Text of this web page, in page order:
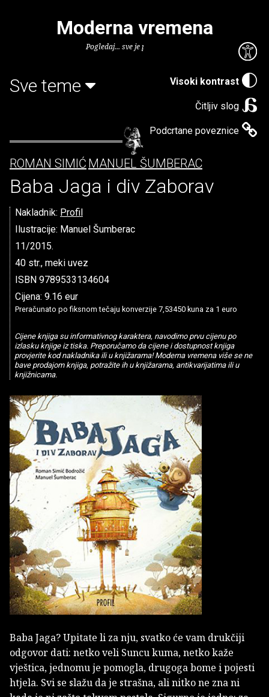
Visoki kontrast
Čitljiv slog
Podcrtane poveznice
Moderna vremena
Pogledaj... sve je puno knjiga.
Sve teme
ROMAN SIMIĆ MANUEL ŠUMBERAC
Baba Jaga i div Zaborav
Nakladnik: Profil
Ilustracije: Manuel Šumberac
11/2015.
40 str., meki uvez
ISBN 9789533134604
Cijena: 9.16 eur
Preračunato po fiksnom tečaju konverzije 7,53450 kuna za 1 euro
Cijene knjiga su informativnog karaktera, navodimo prvu cijenu po
izlasku knjige iz tiska. Preporučamo da cijene i dostupnost knjiga
provjerite kod nakladnika ili u knjižarama! Moderna vremena više se ne
bave prodajom knjiga, potražite ih u knjižarama, antikvarijatima ili u
knjižnicama.
Baba Jaga? Upitate li za nju, svatko će vam drukčiji
odgovor dati: netko veli Suncu kuma, netko kaže
vještica, jednomu je pomogla, drugoga bome i pojesti
htjela. Svi se slažu da je strašna, ali nitko ne zna ni